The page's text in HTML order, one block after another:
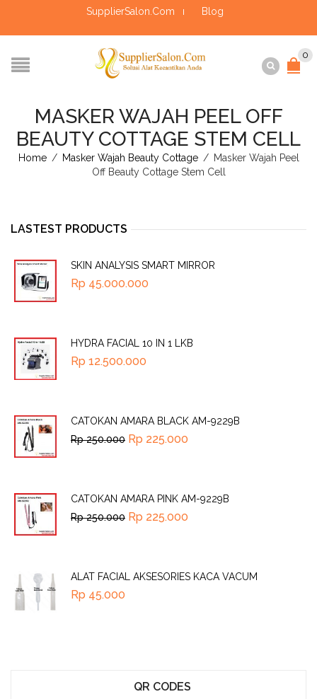
SupplierSalon.Com Blog
0
MASKER WAJAH PEEL OFF
BEAUTY COTTAGE STEM CELL
Home / Masker Wajah Beauty Cottage / Masker Wajah Peel
Off Beauty Cottage Stem Cell
LASTEST PRODUCTS
SKIN ANALYSIS SMART MIRROR
Rp 45.000.000
HYDRA FACIAL 10 IN 1 LKB
Rp 12.500.000
CATOKAN AMARA BLACK AM-9229B
Rp250.000 Rp 225.000
CATOKAN AMARA PINK AM-9229B
Rp250.000 Rp 225.000
ALAT FACIAL AKSESORIES KACA VACUM
Rp 45.000
QR CODES